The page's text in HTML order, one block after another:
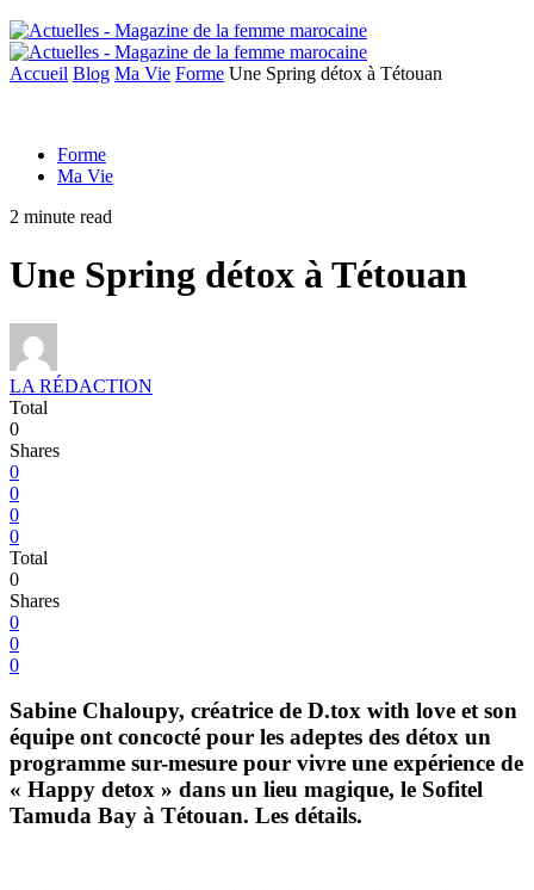
Accueil Blog Ma Vie Forme Une Spring détox à Tétouan
Forme
Ma Vie
2 minute read
Une Spring détox à Tétouan
LA RÉDACTION
Total
0
Shares
0
0
0
0
Total
0
Shares
0
0
0
Sabine Chaloupy, créatrice de D.tox with love et son
équipe ont concocté pour les adeptes des détox un
programme sur-mesure pour vivre une expérience de
« Happy detox » dans un lieu magique, le Sofitel
Tamuda Bay à Tétouan. Les détails.